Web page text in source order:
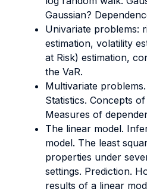
Gaussian?
Univariate problems:
estimation, volatility
at Risk) estimation,
the VaR.
Multivariate
Statistics. Concepts
Measures of
The linear model.
model. The least
properties under
settings. Prediction.
results of a linear